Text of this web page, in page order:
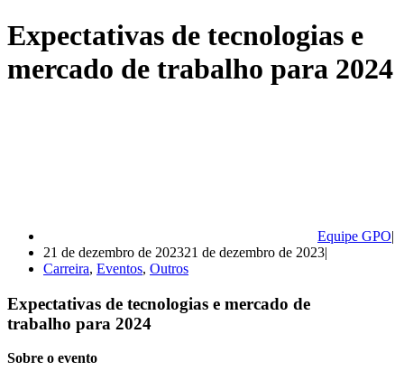
Expectativas de tecnologias e
mercado de trabalho para 2024
Equipe GPO
21 de dezembro de 202321 de dezembro de 2023
Carreira, Eventos, Outros
Expectativas de tecnologias e mercado de
trabalho para 2024
Sobre o evento